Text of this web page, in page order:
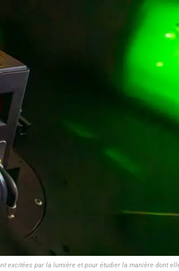
excitées par la lumière et pour étudier la manière dont